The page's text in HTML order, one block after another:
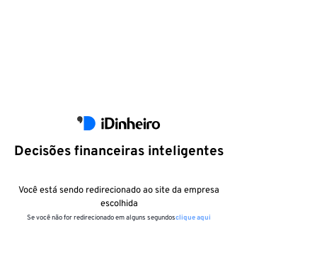
Decisões financeiras inteligentes
Você está sendo redirecionado ao site da empresa
escolhida
Se você não for redirecionado em alguns segundosclique aqui